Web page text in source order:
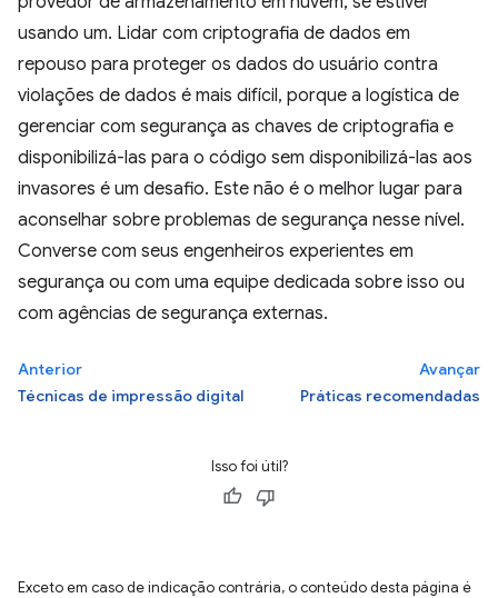
usando um. Lidar com criptografia de dados em
repouso para proteger os dados do usuário contra
violações de dados é mais difícil, porque a logística de
gerenciar com segurança as chaves de criptografia e
disponibilizá-las para o código sem disponibilizá-las aos
invasores é um desafio. Este não é o melhor lugar para
aconselhar sobre problemas de segurança nesse nível.
Converse com seus engenheiros experientes em
segurança ou com uma equipe dedicada sobre isso ou
com agências de segurança externas.
Anterior
Técnicas de impressão digital
Avançar
Práticas recomendadas
Isso foi útil?
Exceto em caso de indicação contrária, o conteúdo desta página é